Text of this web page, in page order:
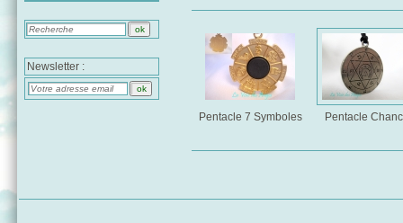
Newsletter :
Pentacle 7 Symboles Pentacle